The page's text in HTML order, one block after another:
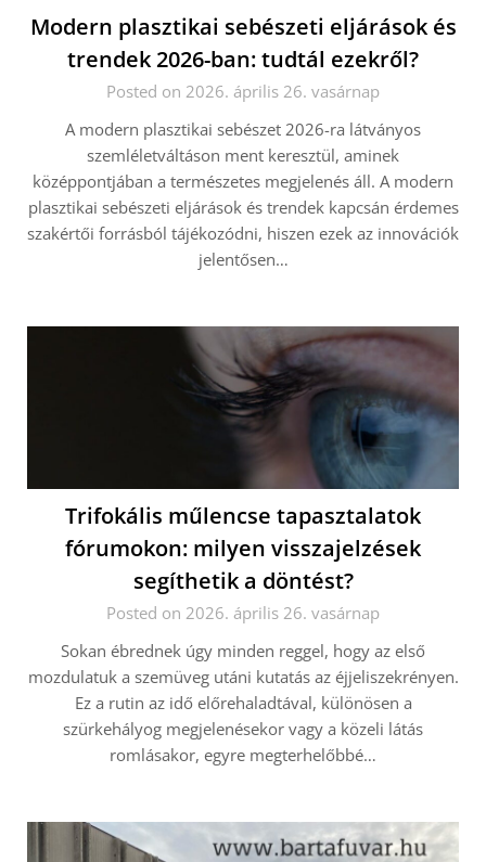
Modern plasztikai sebészeti eljárások és
trendek 2026-ban: tudtál ezekről?
Posted on 2026. április 26. vasárnap
A modern plasztikai sebészet 2026-ra látványos
szemléletváltáson ment keresztül, aminek
középpontjában a természetes megjelenés áll. A modern
plasztikai sebészeti eljárások és trendek kapcsán érdemes
szakértői forrásból tájékozódni, hiszen ezek az innovációk
jelentősen…
Trifokális műlencse tapasztalatok
fórumokon: milyen visszajelzések
segíthetik a döntést?
Posted on 2026. április 26. vasárnap
Sokan ébrednek úgy minden reggel, hogy az első
mozdulatuk a szemüveg utáni kutatás az éjjeliszekrényen.
Ez a rutin az idő előrehaladtával, különösen a
szürkehályog megjelenésekor vagy a közeli látás
romlásakor, egyre megterhelőbbé…